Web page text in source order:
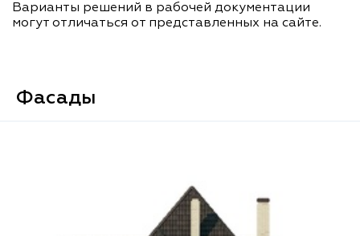
Варианты решений в рабочей документации
могут отличаться от представленных на сайте.
Фасады